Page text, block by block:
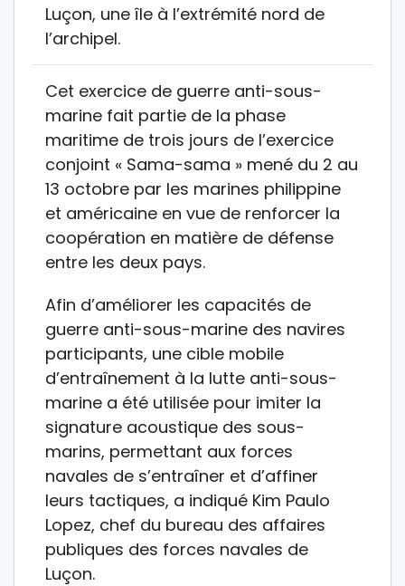
Luçon, une île à l’extrémité nord de
l’archipel.
Cet exercice de guerre anti-sous-
marine fait partie de la phase
maritime de trois jours de l’exercice
conjoint « Sama-sama » mené du 2 au
13 octobre par les marines philippine
et américaine en vue de renforcer la
coopération en matière de défense
entre les deux pays.
Afin d’améliorer les capacités de
guerre anti-sous-marine des navires
participants, une cible mobile
d’entraînement à la lutte anti-sous-
marine a été utilisée pour imiter la
signature acoustique des sous-
marins, permettant aux forces
navales de s’entraîner et d’affiner
leurs tactiques, a indiqué Kim Paulo
Lopez, chef du bureau des affaires
publiques des forces navales de
Luçon.